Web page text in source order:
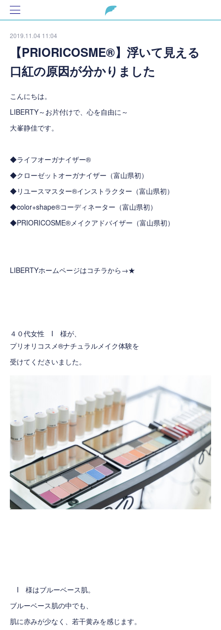
2019.11.04 11:04
【PRIORICOSME®】浮いて見える
口紅の原因が分かりました
こんにちは。
LIBERTY～お片付けで、心を自由に～
大峯静佳です。
◆ライフオーガナイザー®
◆クローゼットオーガナイザー（富山県初）
◆リユースマスター®インストラクター（富山県初）
◆color+shape®コーディネーター（富山県初）
◆PRIORICOSME®メイクアドバイザー（富山県初）
LIBERTYホームページはコチラから→★
４０代女性 I 様が、
プリオリコスメ®ナチュラルメイク体験を
受けてくださいました。
I 様はブルーベース肌。
ブルーベース肌の中でも、
肌に赤みが少なく、若干黄みを感じます。